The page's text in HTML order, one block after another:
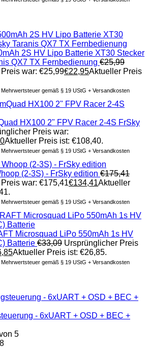
2S HV Lipo Batterie XT30 Stecker
QX7 TX Fernbedienung €25,99
war: €25,99€22,95Aktueller Preis
gemäß § 19 UStG + Versandkosten
HX100 2" FPV Racer 2-4S FrSky
Preis war:
Aktueller Preis ist: €108,40.
gemäß § 19 UStG + Versandkosten
(2-3S) - FrSky edition €175,41
war: €175,41€134,41Aktueller
gemäß § 19 UStG + Versandkosten
Microsquad LiPo 550mAh 1s HV
Batterie €33,09 Ursprünglicher Preis
Aktueller Preis ist: €26,85.
gemäß § 19 UStG + Versandkosten
- 6xUART + OSD + BEC +
5